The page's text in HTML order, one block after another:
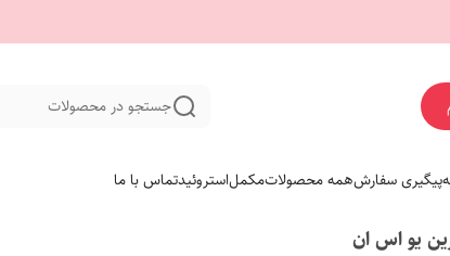
جستجو در محصولات
پیگیری سفارشهمه محصولاتمکملاستروئیدتماس با ما
یو اس ان